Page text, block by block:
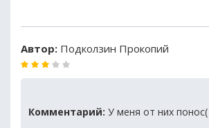
Автор: Подколзин Прокопий
Комментарий: У меня от них понос(